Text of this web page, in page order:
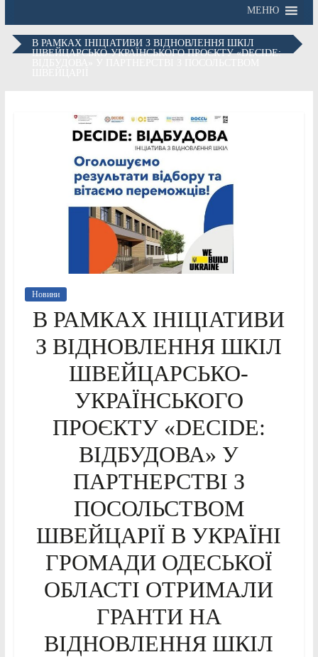
МЕНЮ
В РАМКАХ ІНІЦІАТИВИ З ВІДНОВЛЕННЯ ШКІЛ
ШВЕЙЦАРСЬКО-УКРАЇНСЬКОГО ПРОЄКТУ «DECIDE:
Новини
В РАМКАХ ІНІЦІАТИВИ
З ВІДНОВЛЕННЯ ШКІЛ
ШВЕЙЦАРСЬКО-
УКРАЇНСЬКОГО
ПРОЄКТУ «DECIDE:
ВІДБУДОВА» У
ПАРТНЕРСТВІ З
ПОСОЛЬСТВОМ
ШВЕЙЦАРІЇ В УКРАЇНІ
ГРОМАДИ ОДЕСЬКОЇ
ОБЛАСТІ ОТРИМАЛИ
ГРАНТИ НА
ВІДНОВЛЕННЯ ШКІЛ